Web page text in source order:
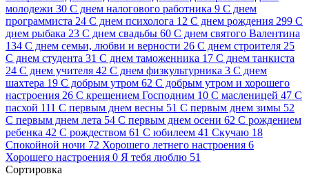
молодежи 30 С днем налогового работника 9 С днем
программиста 24 С днем психолога 12 С днем рождения 299 С
днем рыбака 23 С днем свадьбы 60 С днем святого Валентина
134 С днем семьи, любви и верности 26 С днем строителя 25
С днем студента 31 С днем таможенника 17 С днем танкиста
24 С днем учителя 42 С днем физкультурника 3 С днем
шахтера 19 С добрым утром 62 С добрым утром и хорошего
настроения 26 С крещением Господним 10 С масленицей 47 С
пасхой 111 С первым днем весны 51 С первым днем зимы 52
С первым днем лета 54 С первым днем осени 62 С рождением
ребенка 42 С рождеством 61 С юбилеем 41 Скучаю 18
Спокойной ночи 72 Хорошего летнего настроения 6
Хорошего настроения 0 Я тебя люблю 51
Сортировка